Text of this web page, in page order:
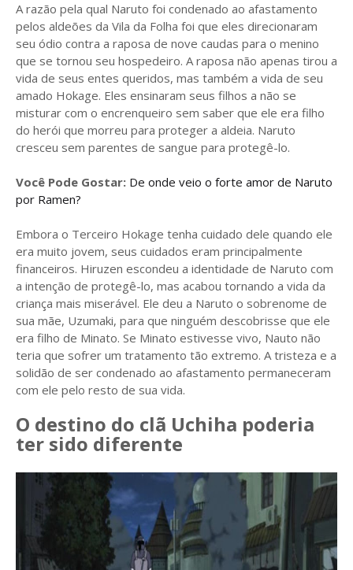
A razão pela qual Naruto foi condenado ao afastamento
pelos aldeões da Vila da Folha foi que eles direcionaram
seu ódio contra a raposa de nove caudas para o menino
que se tornou seu hospedeiro. A raposa não apenas tirou a
vida de seus entes queridos, mas também a vida de seu
amado Hokage. Eles ensinaram seus filhos a não se
misturar com o encrenqueiro sem saber que ele era filho
do herói que morreu para proteger a aldeia. Naruto
cresceu sem parentes de sangue para protegê-lo.
Você Pode Gostar: De onde veio o forte amor de Naruto
por Ramen?
Embora o Terceiro Hokage tenha cuidado dele quando ele
era muito jovem, seus cuidados eram principalmente
financeiros. Hiruzen escondeu a identidade de Naruto com
a intenção de protegê-lo, mas acabou tornando a vida da
criança mais miserável. Ele deu a Naruto o sobrenome de
sua mãe, Uzumaki, para que ninguém descobrisse que ele
era filho de Minato. Se Minato estivesse vivo, Nauto não
teria que sofrer um tratamento tão extremo. A tristeza e a
solidão de ser condenado ao afastamento permaneceram
com ele pelo resto de sua vida.
O destino do clã Uchiha poderia
ter sido diferente